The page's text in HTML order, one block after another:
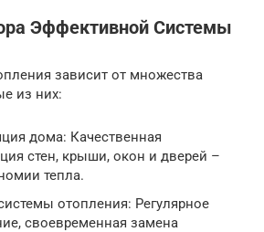
Эффективной Системы
зависит от множества
из них:
дома: Качественная
стен, крыши, окон и дверей –
тепла.
отопления: Регулярное
своевременная замена